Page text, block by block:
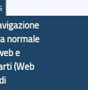
normale
e
(Web